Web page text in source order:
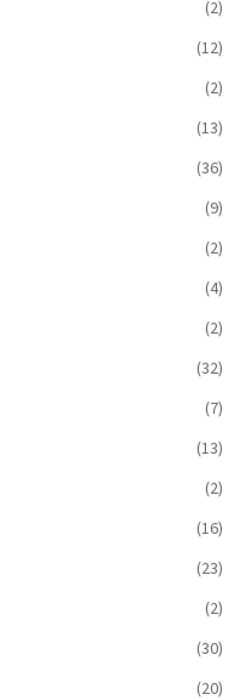
(2)
(12)
(2)
(13)
(36)
(9)
(2)
(4)
(2)
(32)
(7)
(13)
(2)
(16)
(23)
(2)
(30)
(20)